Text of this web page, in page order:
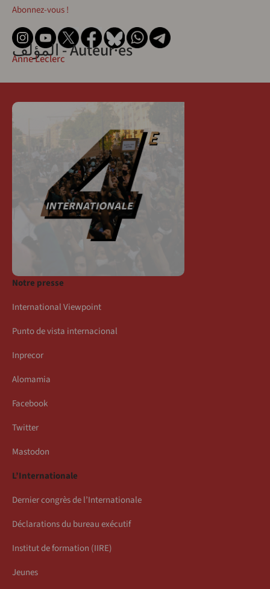
Abonnez-vous !
المؤلف - Auteur·esAnne Leclerc
Notre presse
International Viewpoint
Punto de vista internacional
Inprecor
Alomamia
Facebook
Twitter
Mastodon
L’Internationale
Dernier congrès de l’Internationale
Déclarations du bureau exécutif
Institut de formation (IIRE)
Jeunes